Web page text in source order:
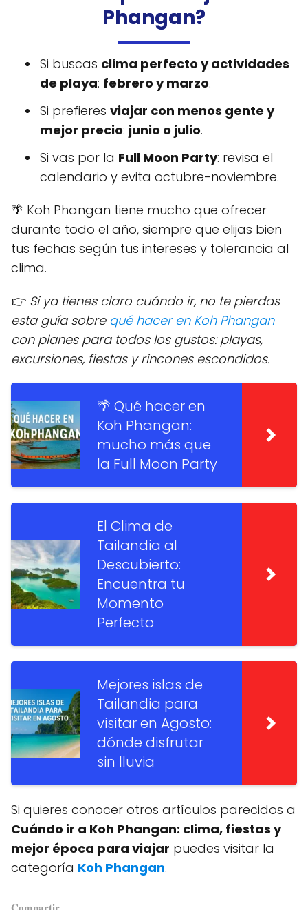
Phangan?
Si buscas clima perfecto y actividades
de playa: febrero y marzo.
Si prefieres viajar con menos gente y
mejor precio: junio o julio.
Si vas por la Full Moon Party: revisa el
calendario y evita octubre-noviembre.
🌴 Koh Phangan tiene mucho que ofrecer
durante todo el año, siempre que elijas bien
tus fechas según tus intereses y tolerancia al
clima.
👉 Si ya tienes claro cuándo ir, no te pierdas
esta guía sobre qué hacer en Koh Phangan
con planes para todos los gustos: playas,
excursiones, fiestas y rincones escondidos.
🌴 Qué hacer en
Koh Phangan:
mucho más que
la Full Moon Party
El Clima de
Tailandia al
Descubierto:
Encuentra tu
Momento
Perfecto
Mejores islas de
Tailandia para
visitar en Agosto:
dónde disfrutar
sin lluvia
Si quieres conocer otros artículos parecidos a
Cuándo ir a Koh Phangan: clima, fiestas y
mejor época para viajar puedes visitar la
categoría Koh Phangan.